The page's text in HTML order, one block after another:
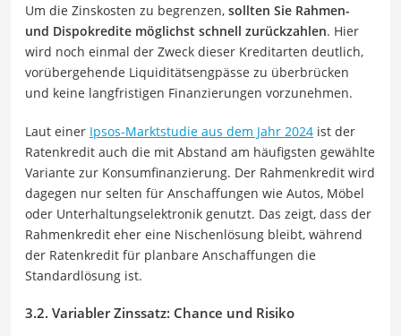
Um die Zinskosten zu begrenzen, sollten Sie Rahmen-
und Dispokredite möglichst schnell zurückzahlen. Hier
wird noch einmal der Zweck dieser Kreditarten deutlich,
vorübergehende Liquiditätsengpässe zu überbrücken
und keine langfristigen Finanzierungen vorzunehmen.
Laut einer Ipsos-Marktstudie aus dem Jahr 2024 ist der
Ratenkredit auch die mit Abstand am häufigsten gewählte
Variante zur Konsumfinanzierung. Der Rahmenkredit wird
dagegen nur selten für Anschaffungen wie Autos, Möbel
oder Unterhaltungselektronik genutzt. Das zeigt, dass der
Rahmenkredit eher eine Nischenlösung bleibt, während
der Ratenkredit für planbare Anschaffungen die
Standardlösung ist.
3.2. Variabler Zinssatz: Chance und Risiko